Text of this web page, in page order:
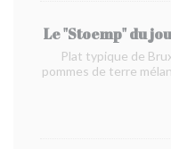
Le "Stoemp" du
Plat typique de
pommes de terre